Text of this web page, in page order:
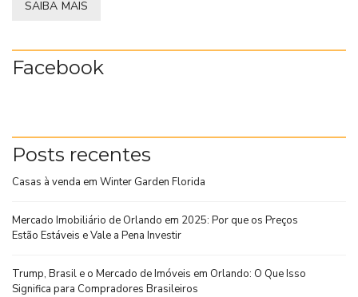
SAIBA MAIS
Facebook
Posts recentes
Casas à venda em Winter Garden Florida
Mercado Imobiliário de Orlando em 2025: Por que os Preços
Estão Estáveis e Vale a Pena Investir
Trump, Brasil e o Mercado de Imóveis em Orlando: O Que Isso
Significa para Compradores Brasileiros